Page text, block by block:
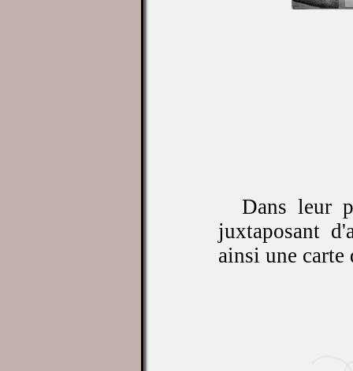
Dans leur
juxtaposant
ainsi une carte